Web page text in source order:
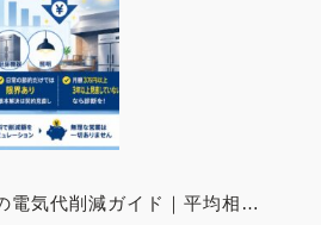
電気代削減ガイド｜平均相…